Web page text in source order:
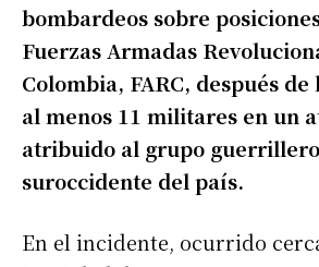
bombardeos sobre
Fuerzas Armadas
Colombia, FARC, después
al menos 11 militares en un
atribuido al grupo
suroccidente del país.
En el incidente, ocurrido